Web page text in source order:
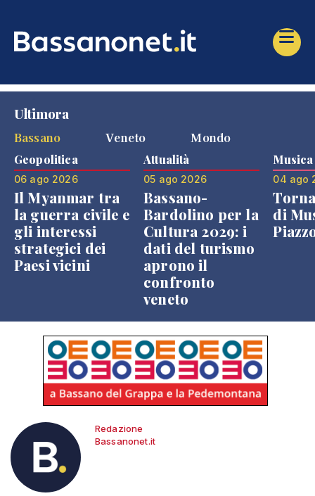
Ultimora
Bassano
Veneto Mondo
Geopolitica
06 ago 2026
Il Myanmar tra
la guerra civile e
gli interessi
strategici dei
Paesi vicini
Attualità
05 ago 2026
Bassano-
Bardolino per la
Cultura 2029: i
dati del turismo
aprono il
confronto
veneto
Musica
04 ago
di
Redazione
Bassanonet.it